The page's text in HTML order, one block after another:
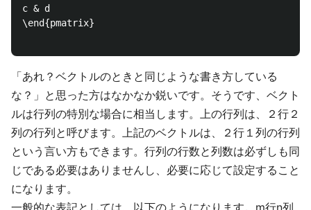
c & d
\end{pmatrix}
「あれ？ベクトルのときと同じような書き方している
な？」と思った方はなかなか鋭いです。そうです、ベクト
ルは行列の特別な場合に相当します。上の行列は、２行２
列の行列と呼びます。上記のベクトルは、２行１列の行列
という言い方もできます。行列の行数と列数は必ずしも同
じである必要はありませんし、必要に応じて設定すること
になります。
一般的な表記としては、以下のようになります。m行n列